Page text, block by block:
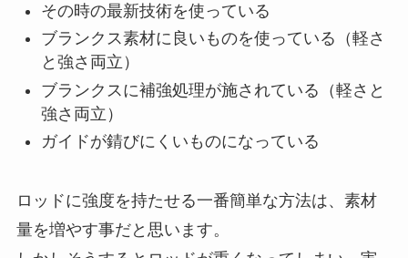
その時の最新技術を使っている
ブランクス素材に良いものを使っている（軽さ
と強さ両立）
ブランクスに補強処理が施されている（軽さと
強さ両立）
ガイドが錆びにくいものになっている
ロッドに強度を持たせる一番簡単な方法は、素材
量を増やす事だと思います。